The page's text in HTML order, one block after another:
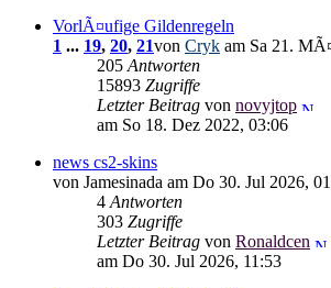
VorlÃ¤ufige Gildenregeln
1 ... 19, 20, 21von Cryk am Sa 21.
205 Antworten
15893 Zugriffe
Letzter Beitrag von novyjtop
am So 18. Dez 2022, 03:06
news cs2-skins
von Jamesinada am Do 30. Jul 2026,
4 Antworten
303 Zugriffe
Letzter Beitrag von Ronaldcen
am Do 30. Jul 2026, 11:53